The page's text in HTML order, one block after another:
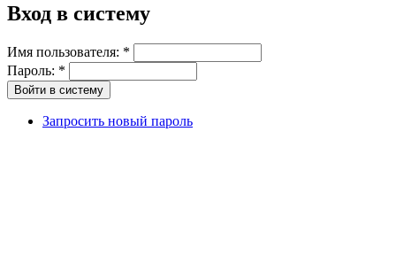
Вход в систему
Имя пользователя: *
Пароль: *
Запросить новый пароль